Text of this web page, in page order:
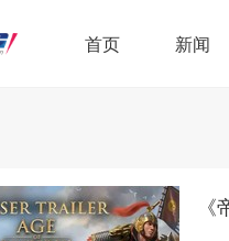
首页 新闻